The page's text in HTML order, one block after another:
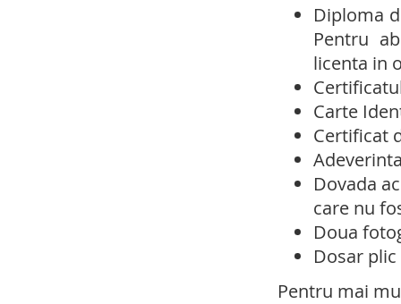
Diploma
Pentru
licenta in
Carte
Certificat
Dovada
care nu
Doua
Dosar plic
Pentru mai